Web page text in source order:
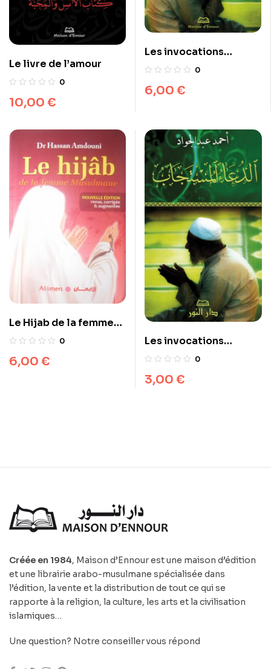
Le livre de l’amour
0
10,00 €
Les invocations
exaucées 0
6,00 €
Le Hijab de la femme
musulmane – Nouvelle
et augmentée
0
6,00 €
Les invocations
exaucées (arabe)
0
3,00 €
Créée en 1984, Maison d’Ennour est une maison d’édition
et une librairie arabo-musulmane spécialisée dans
l’édition, la vente et la distribution de tout ce qui se
rapporte à la religion, la culture, les arts et la civilisation
islamiques…
Une question? Notre conseiller vous répond